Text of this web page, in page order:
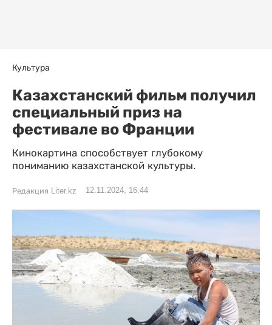
Культура
Казахстанский фильм получил
специальный приз на
фестивале во Франции
Кинокартина способствует глубокому
пониманию казахстанской культуры.
Редакция Liter.kz 12.11.2024, 16:44